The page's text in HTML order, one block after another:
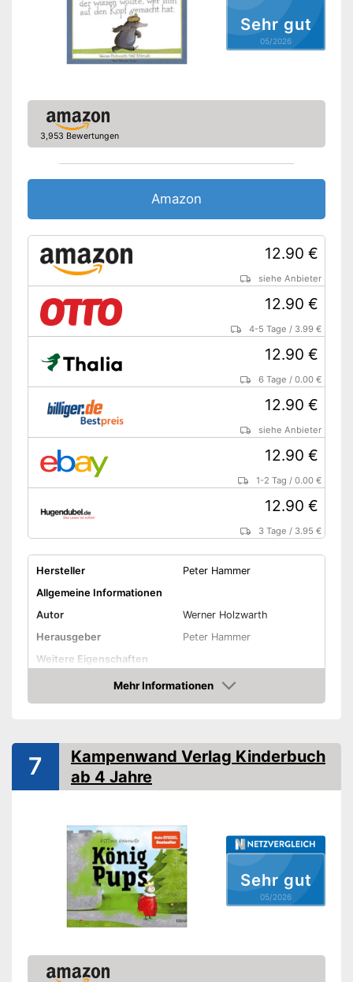
Sehr gut
05/2026
3,953 Bewertungen
Amazon
12.90 €
siehe Anbieter
12.90 €
4-5 Tage / 3.99 €
12.90 €
6 Tage /0.00 €
12.90 €
siehe Anbieter
12.90 €
1-2 Tag /0.00 €
12.90 €
3 Tage / 3.95 €
Hersteller
Peter Hammer
Allgemeine Informationen
Autor
Werner Holzwarth
Herausgeber
Peter Hammer
Weitere Eigenschaften
Gebunden
Anzahl Seiten
24
Illustrator
Mehr Informationen
Amazon
Sehr gut
05/2026
7
Kampenwand Verlag Kinderbuch
ab 4 Jahre